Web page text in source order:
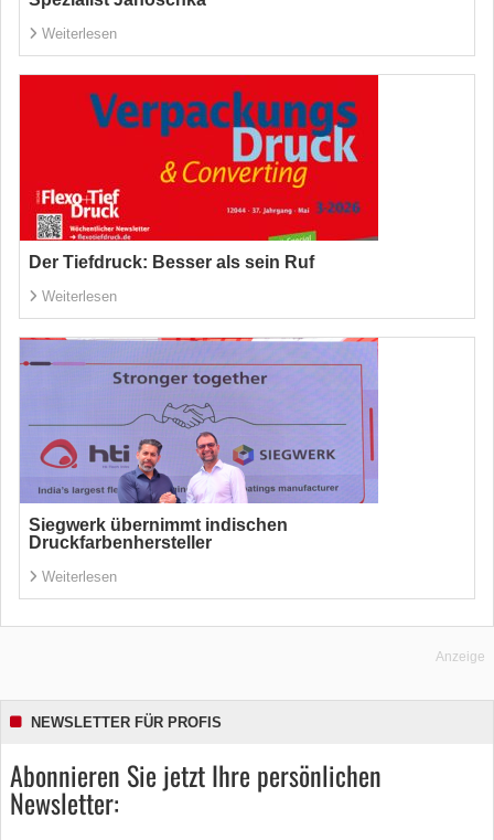
Weiterlesen
Der Tiefdruck: Besser als sein Ruf
Weiterlesen
Siegwerk übernimmt indischen
Druckfarbenhersteller
Weiterlesen
Anzeige
NEWSLETTER FÜR PROFIS
Abonnieren Sie jetzt Ihre persönlichen
Newsletter: